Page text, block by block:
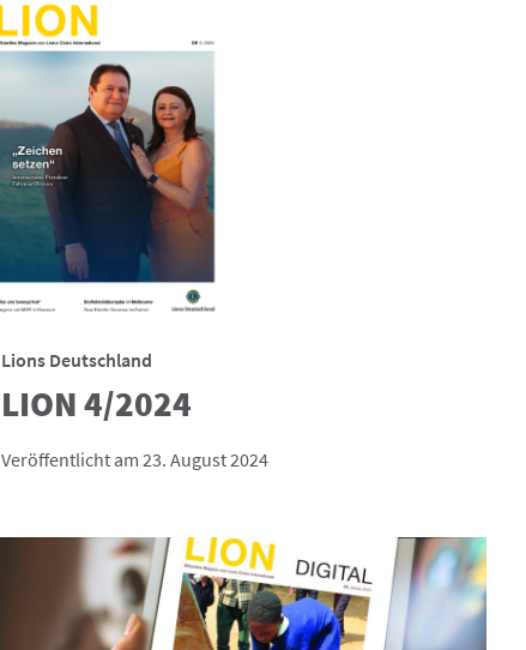
Lions Deutschland
LION 4/2024
Veröffentlicht am 23. August 2024